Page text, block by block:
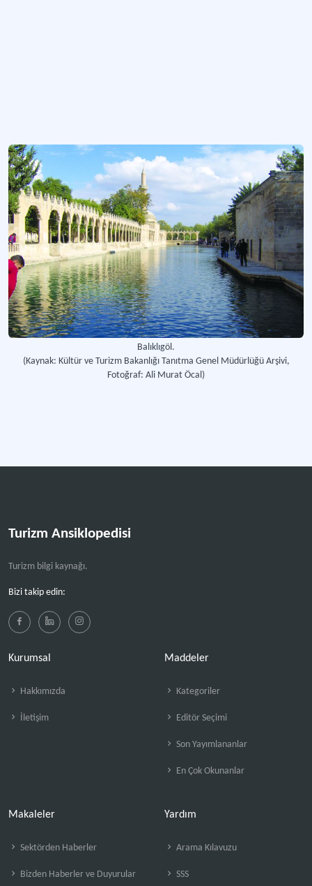
Balıklıgöl.
(Kaynak: Kültür ve Turizm Bakanlığı Tanıtma Genel Müdürlüğü Arşivi,
Fotoğraf: Ali Murat Öcal)
Turizm Ansiklopedisi
Turizm bilgi kaynağı.
Bizi takip edin:
Kurumsal
Hakkımızda
İletişim
Maddeler
Kategoriler
Editör Seçimi
Son Yayımlananlar
En Çok Okunanlar
Makaleler
Sektörden Haberler
Bizden Haberler ve Duyurular
Yardım
Arama Kılavuzu
SSS